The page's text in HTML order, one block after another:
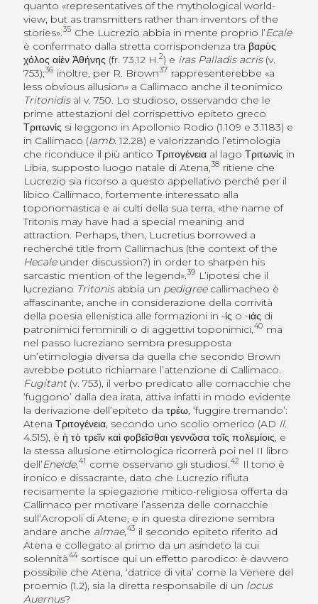
quanto «representatives of the mythological world-
view, but as transmitters rather than inventors of the
stories».35 Che Lucrezio abbia in mente proprio l’Ecale
è confermato dalla stretta corrispondenza tra βαρὺς
χόλος αἰὲν Ἀθήνης (fr. 73.12 H.2) e iras Palladis acris (v.
753);36 inoltre, per R. Brown37 rappresenterebbe «a
less obvious allusion» a Callimaco anche il teonimico
Tritonidisal v. 750. Lo studioso, osservando che le
prime attestazioni del corrispettivo epiteto greco
Τριτωνίς si leggono in Apollonio Rodio (1.109 e 3.1183) e
in Callimaco (Iamb. 12.28) e valorizzando l’etimologia
che riconduce il più antico Τριτογένειαal lago Τριτωνίς in
Libia, supposto luogo natale di Atena,38 ritiene che
Lucrezio sia ricorso a questo appellativo perché per il
libico Callimaco, fortemente interessato alla
toponomastica e ai culti della sua terra, «the name of
Tritonis may have had a special meaning and
attraction. Perhaps, then, Lucretius borrowed a
recherché title from Callimachus (the context of the
Hecaleunder discussion?) in order to sharpen his
sarcastic mention of the legend».39 L’ipotesi che il
lucreziano Tritonis abbia un pedigree callimacheo è
affascinante, anche in considerazione della corrività
della poesia ellenistica alle formazioni in -ίς o -ιάς di
patronimici femminili o di aggettivi toponimici,40 ma
nel passo lucreziano sembra presupposta
un’etimologia diversa da quella che secondo Brown
avrebbe potuto richiamare l’attenzione di Callimaco.
Fugitant (v. 753), il verbo predicato alle cornacchie che
‘fuggono’ dalla dea irata, attiva infatti in modo evidente
la derivazione dell’epiteto da τρέω, ‘fuggire tremando’:
Atena Τριτογένεια, secondo uno scolio omerico (AD Il.
4.515), è ἡ τὸ τρεῖν καὶ φοβεῖσθαι γεννῶσα τοῖς πολεμίοις, e
la stessa allusione etimologica ricorrerà poi nel II libro
dell’Eneide,41 come osservano gli studiosi.42
Il tono è
ironico e dissacrante, dato che Lucrezio rifiuta
recisamente la spiegazione mitico-religiosa offerta da
Callimaco per motivare l’assenza delle cornacchie
sull’Acropoli di Atene, e in questa direzione sembra
andare anche almae,43 il secondo epiteto riferito ad
Atena e collegato al primo da un asindeto la cui
solennità44sortisce qui un effetto parodico: è davvero
possibile che Atena, ‘datrice di vita’ come la Venere del
proemio (1.2), sia la diretta responsabile di un locus
Auernus?